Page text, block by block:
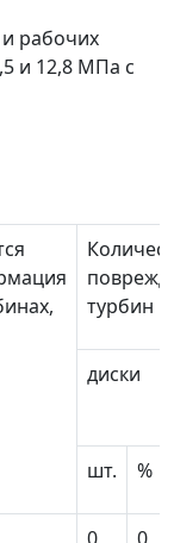
рабочих
и 12,8 МПа с
турбин
диски
шт. %